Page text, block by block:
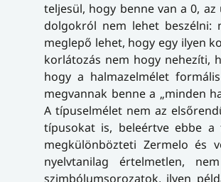
teljesül, hogy benne van a 0,
dolgokról nem lehet beszélni:
meglepő lehet, hogy egy ilyen
korlátozás nem hogy nehezíti,
hogy a halmazelmélet
megvannak benne a „minden
A típuselmélet nem az
típusokat is, beleértve ebbe
megkülönbözteti Zermelo és
nyelvtanilag értelmetlen,
szimbólumsorozatok, ilyen